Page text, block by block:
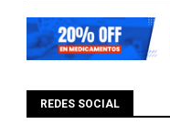
REDES SOCIAL